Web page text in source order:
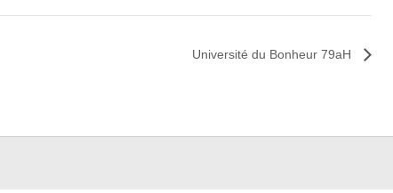
Université du Bonheur 79aH